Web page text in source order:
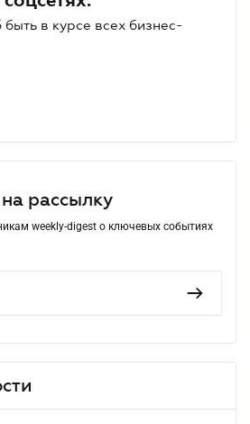
в курсе всех бизнес-
рассылку
weekly-digest о ключевых событиях